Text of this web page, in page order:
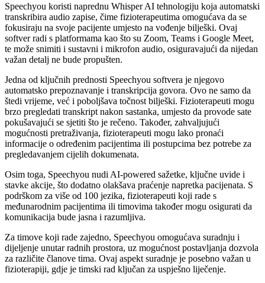
Speechyou koristi naprednu Whisper AI tehnologiju koja automatski
transkribira audio zapise, čime fizioterapeutima omogućava da se
fokusiraju na svoje pacijente umjesto na vođenje bilješki. Ovaj
softver radi s platformama kao što su Zoom, Teams i Google Meet,
te može snimiti i sustavni i mikrofon audio, osiguravajući da nijedan
važan detalj ne bude propušten.
Jedna od ključnih prednosti Speechyou softvera je njegovo
automatsko prepoznavanje i transkripcija govora. Ovo ne samo da
štedi vrijeme, već i poboljšava točnost bilješki. Fizioterapeuti mogu
brzo pregledati transkript nakon sastanka, umjesto da provode sate
pokušavajući se sjetiti što je rečeno. Također, zahvaljujući
mogućnosti pretraživanja, fizioterapeuti mogu lako pronaći
informacije o određenim pacijentima ili postupcima bez potrebe za
pregledavanjem cijelih dokumenata.
Osim toga, Speechyou nudi AI-powered sažetke, ključne uvide i
stavke akcije, što dodatno olakšava praćenje napretka pacijenata. S
podrškom za više od 100 jezika, fizioterapeuti koji rade s
međunarodnim pacijentima ili timovima također mogu osigurati da
komunikacija bude jasna i razumljiva.
Za timove koji rade zajedno, Speechyou omogućava suradnju i
dijeljenje unutar radnih prostora, uz mogućnost postavljanja dozvola
za različite članove tima. Ovaj aspekt suradnje je posebno važan u
fizioterapiji, gdje je timski rad ključan za uspješno liječenje.